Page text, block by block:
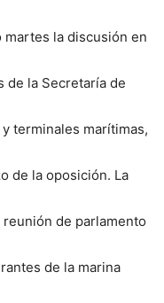
martes la discusión en
de la Secretaría de
terminales marítimas,
de la oposición. La
de parlamento
de la marina